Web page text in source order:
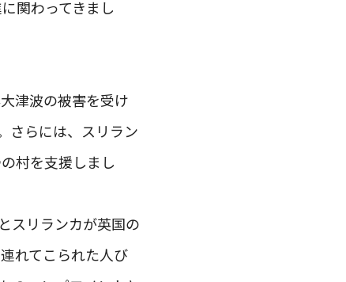
関わってきまし
津波の被害を受け
さらには、スリラン
村を支援しまし
スリランカが英国の
れてこられた人び